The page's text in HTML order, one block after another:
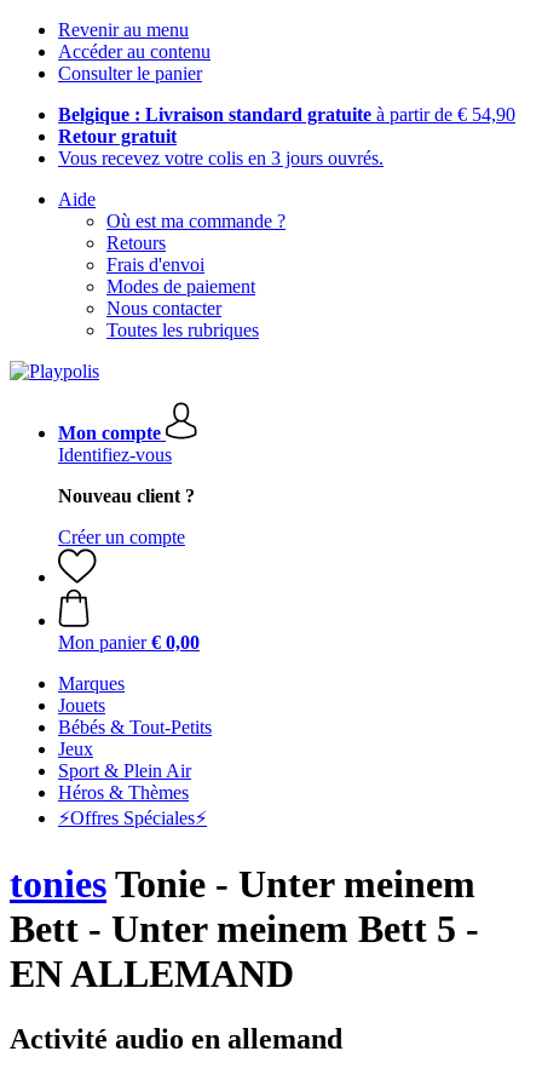
Revenir au menu
Accéder au contenu
Consulter le panier
Belgique : Livraison standard gratuite à partir de € 54,90
Retour gratuit
Vous recevez votre colis en 3 jours ouvrés.
Aide
Où est ma commande ?
Retours
Frais d'envoi
Modes de paiement
Nous contacter
Toutes les rubriques
Mon compte
Identifiez-vous
Nouveau client ?
Créer un compte
Mon panier € 0,00
Marques
Jouets
Bébés & Tout-Petits
Jeux
Sport & Plein Air
Héros & Thèmes
⚡️Offres Spéciales⚡️
toniesTonie - Unter meinem
Bett - Unter meinem Bett 5 -
EN ALLEMAND
Activité audio en allemand